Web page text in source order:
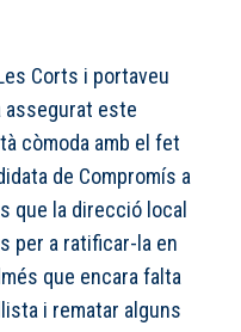
Corts i portaveu
assegurat este
còmoda amb el fet
de Compromís a
que la direcció local
per a ratificar-la en
que encara falta
i rematar alguns